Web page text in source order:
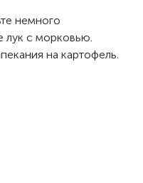
немного
лук с морковью.
на картофель.